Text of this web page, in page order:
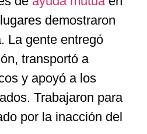
demostraron
La gente entregó
transportó a
y apoyó a los
Trabajaron para
por la inacción del